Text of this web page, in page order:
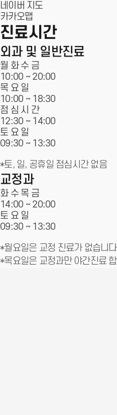
네이버 지도
카카오맵
진료시간
외과 및 일반진료
월 화 수 금
10:00 ~20:00
목 요 일
10:00 ~ 18:30
점 심 시 간
12:30 ~ 14:00
토 요 일
09:30 ~ 13:30
*토, 일, 공휴일 점심시간 없음
교정과
화 수 목 금
14:00 ~20:00
토 요 일
09:30 ~ 13:30
*월요일은 교정 진료가 없습니다
*목요일은 교정과만 야간진료